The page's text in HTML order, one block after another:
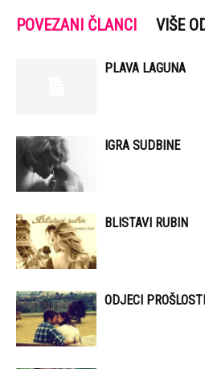
POVEZANI ČLANCI VIŠE
PLAVA LAGUNA
IGRA SUDBINE
BLISTAVI RUBIN
ODJECI PROŠLOSTI